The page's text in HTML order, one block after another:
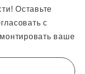
Оставьте
с
ваше